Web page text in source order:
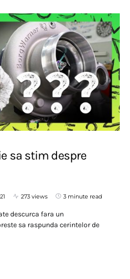
sa stim despre
273 views 3 minute read
descurca fara un
sa raspunda cerintelor de